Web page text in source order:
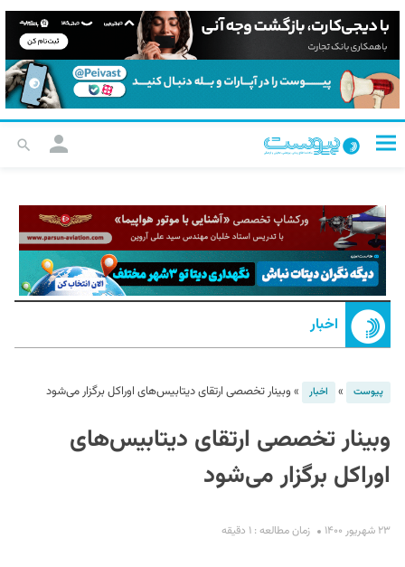
اخبار
پیوست » اخبار » وبینار تخصصی ارتقای دیتابیس‌های اوراکل برگزار می‌شود
وبینار تخصصی ارتقای دیتابیس‌های
اوراکل برگزار می‌شود
۲۳ شهریور ۱۴۰۰ زمان مطالعه : ۱ دقیقه